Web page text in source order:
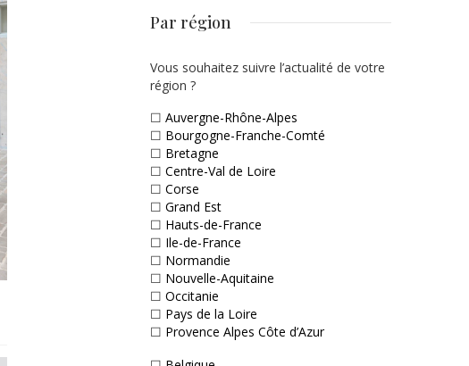
Par région
Vous souhaitez suivre l’actualité de votre
région ?
☐ Auvergne-Rhône-Alpes
☐ Bourgogne-Franche-Comté
☐ Bretagne
☐ Centre-Val de Loire
☐ Corse
☐ Grand Est
☐ Hauts-de-France
☐ Ile-de-France
☐ Normandie
☐ Nouvelle-Aquitaine
☐ Occitanie
☐ Pays de la Loire
☐ Provence Alpes Côte d’Azur